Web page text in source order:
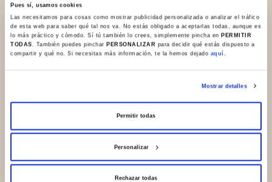
Pues sí, usamos cookies
Las necesitamos para cosas como mostrar publicidad personalizada o analizar el tráfico
de esta web para saber qué tal nos va. No estás obligado a aceptarlas todas, aunque es
lo más práctico y cómodo. Sí tú también lo crees, simplemente pincha en PERMITIR
TODAS . También puedes pinchar PERSONALIZAR para decidir qué estás dispuesto a
compartir y qué no. Si necesitas más información, te la hemos dejado aquí.
Mostrar detalles
Permitir todas
Personalizar
Rechazar todasN. 35. 2012